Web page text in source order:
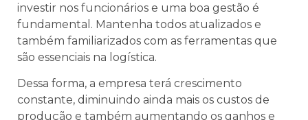
investir nos funcionários e uma boa gestão é
fundamental. Mantenha todos atualizados e
também familiarizados com as ferramentas que
são essenciais na logística.
Dessa forma, a empresa terá crescimento
constante, diminuindo ainda mais os custos de
produção e também aumentando os ganhos e